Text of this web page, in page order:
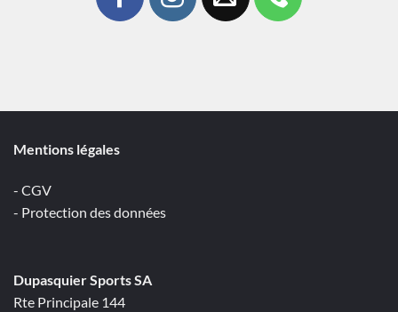
Mentions légales
- CGV
- Protection des données
Dupasquier Sports SA
Rte Principale 144